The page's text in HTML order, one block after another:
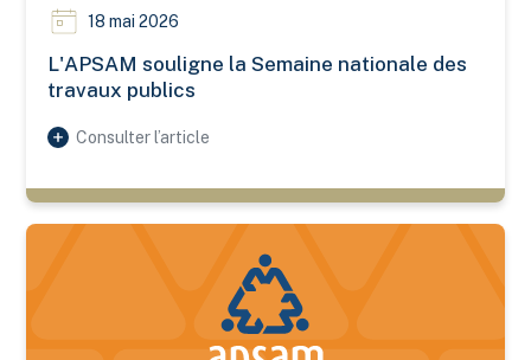
18 mai 2026
L'APSAM souligne la Semaine nationale des
travaux publics
Consulter l’article
Formations obligatoires de la CNESST : précision et arrimage